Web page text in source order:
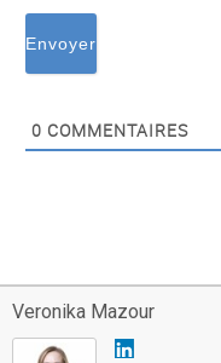
0 COMMENTAIRES
Veronika Mazour